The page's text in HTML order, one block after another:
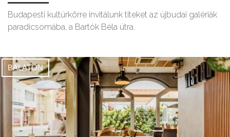
Budapesti kultúrkörre invitálunk titeket az újbudai galériák
paradicsomába, a Bartók Béla útra.
BALATON